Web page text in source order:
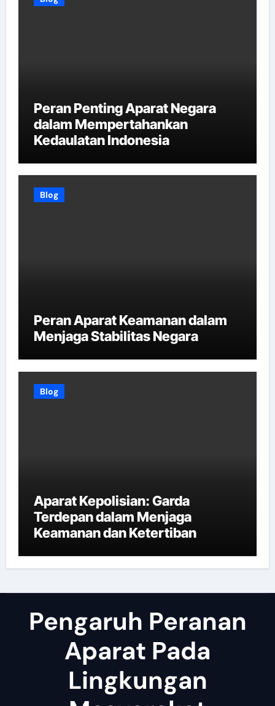
Peran Penting Aparat Negara
dalam Mempertahankan
Kedaulatan Indonesia
Blog
Peran Aparat Keamanan dalam
Menjaga Stabilitas Negara
Blog
Aparat Kepolisian: Garda
Terdepan dalam Menjaga
Keamanan dan Ketertiban
Pengaruh Peranan
Aparat Pada
Lingkungan